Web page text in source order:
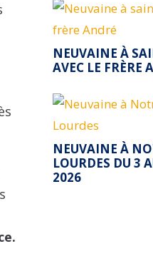
NEUVAINE À
AVEC LE FRÈRE
NEUVAINE À
LOURDES DU 3
2026